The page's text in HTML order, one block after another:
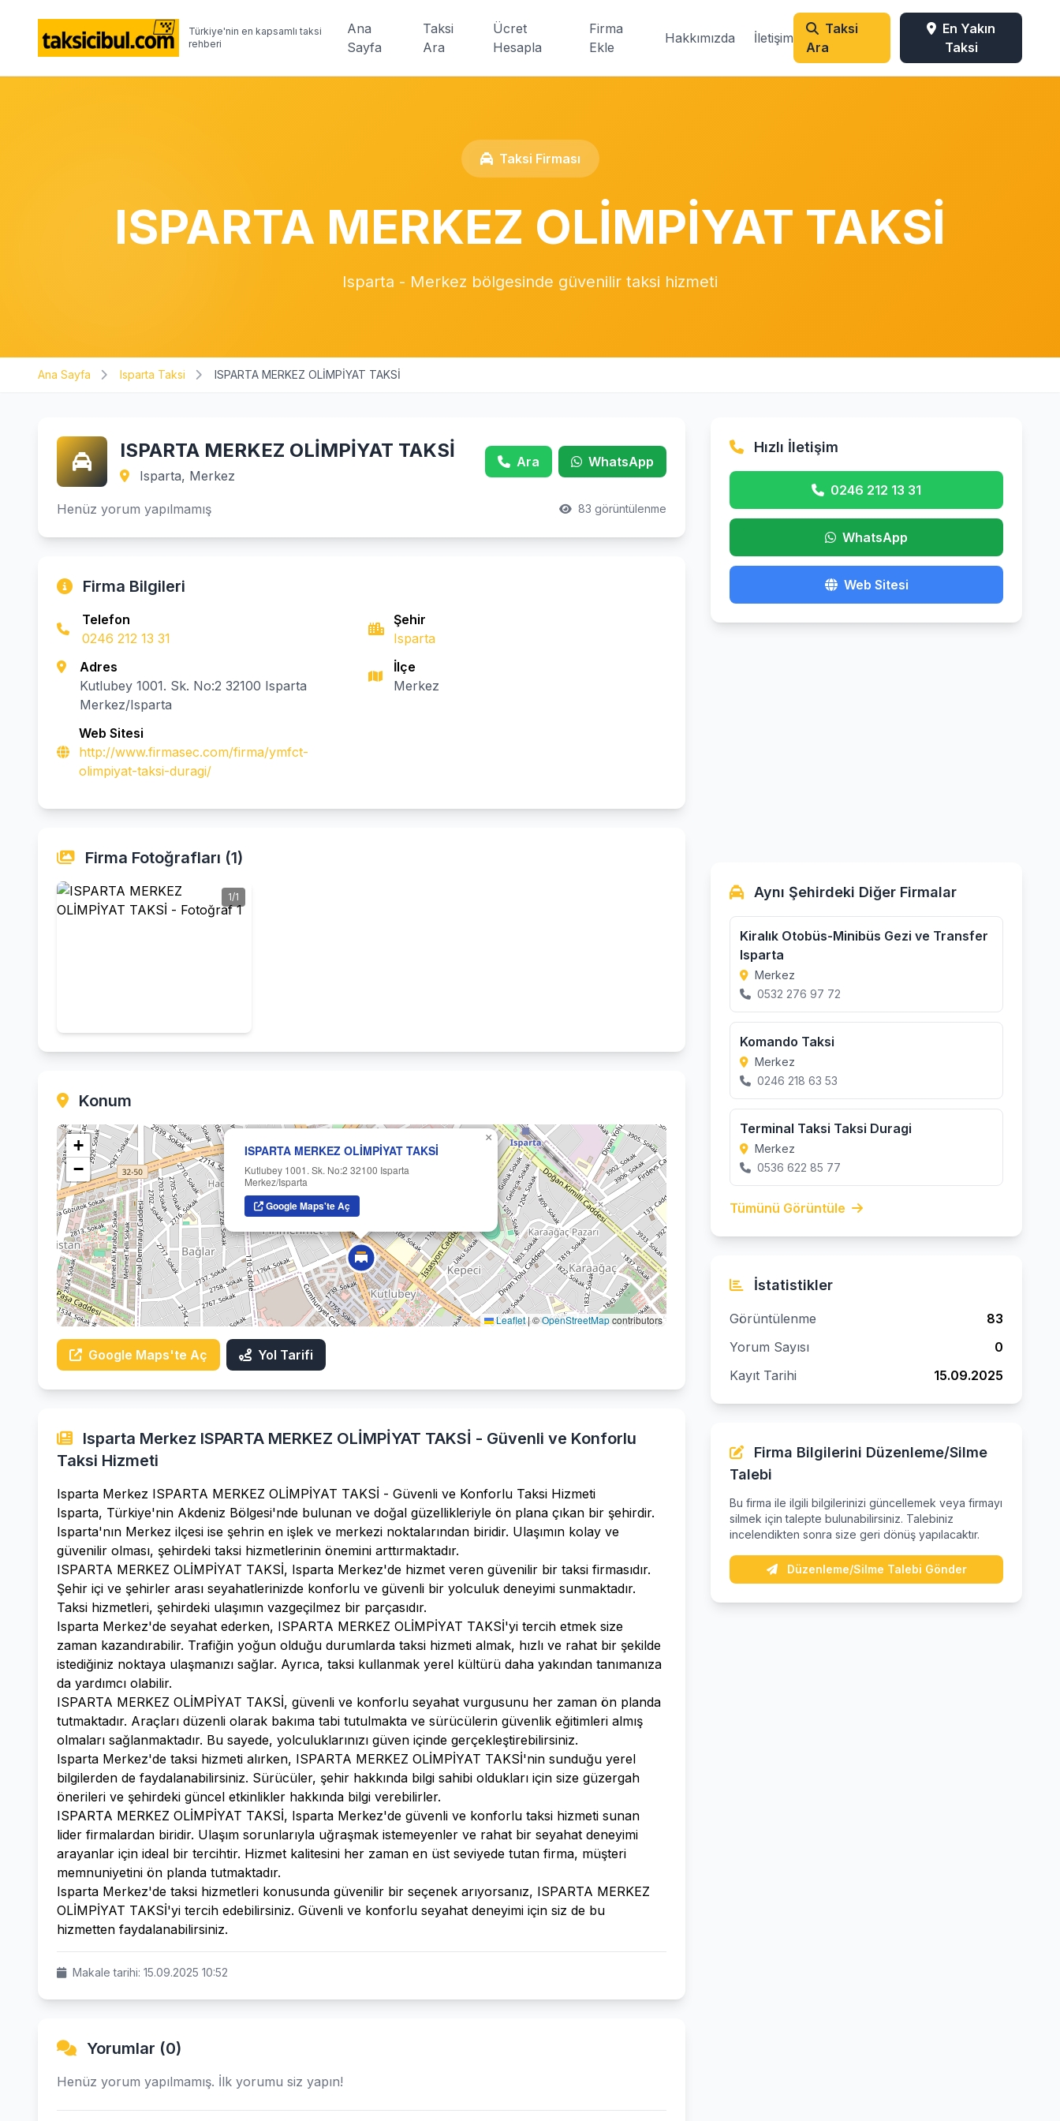
Türkiye'nin en kapsamlı taksi
rehberi
Ana
Sayfa
Taksi
Ara
Ücret
Hesapla
Firma
Ekle
Hakkımızda İletişim
Taksi
Ara
En Yakın
Taksi
Taksi Firması
ISPARTA MERKEZ OLİMPİYAT TAKSİ
Isparta - Merkez bölgesinde güvenilir taksi hizmeti
Ana Sayfa Isparta Taksi ISPARTA MERKEZ OLİMPİYAT TAKSİ
ISPARTA MERKEZ OLİMPİYAT TAKSİ
Isparta, Merkez
Ara WhatsApp
Henüz yorum yapılmamış 83 görüntülenme
Firma Bilgileri
Telefon
0246 212 13 31
Adres
Kutlubey 1001. Sk. No:2 32100 Isparta
Merkez/Isparta
Web Sitesi
http://www.firmasec.com/firma/ymfct-
olimpiyat-taksi-duragi/
Şehir
Isparta
İlçe
Merkez
Firma Fotoğrafları (1)
1/1
Konum
ISPARTA MERKEZ OLİMPİYAT TAKSİ
Kutlubey 1001. Sk. No:2 32100 Isparta
Merkez/Isparta
Google Maps'te Aç
×
+
−
Leaflet |©OpenStreetMapcontributors
Google Maps'te Aç Yol Tarifi
Isparta Merkez ISPARTA MERKEZ OLİMPİYAT TAKSİ - Güvenli ve Konforlu
Taksi Hizmeti
Isparta Merkez ISPARTA MERKEZ OLİMPİYAT TAKSİ - Güvenli ve Konforlu Taksi Hizmeti
Isparta, Türkiye'nin Akdeniz Bölgesi'nde bulunan ve doğal güzellikleriyle ön plana çıkan bir şehirdir.
Isparta'nın Merkez ilçesi ise şehrin en işlek ve merkezi noktalarından biridir. Ulaşımın kolay ve
güvenilir olması, şehirdeki taksi hizmetlerinin önemini arttırmaktadır.
ISPARTA MERKEZ OLİMPİYAT TAKSİ, Isparta Merkez'de hizmet veren güvenilir bir taksi firmasıdır.
Şehir içi ve şehirler arası seyahatlerinizde konforlu ve güvenli bir yolculuk deneyimi sunmaktadır.
Taksi hizmetleri, şehirdeki ulaşımın vazgeçilmez bir parçasıdır.
Isparta Merkez'de seyahat ederken, ISPARTA MERKEZ OLİMPİYAT TAKSİ'yi tercih etmek size
zaman kazandırabilir. Trafiğin yoğun olduğu durumlarda taksi hizmeti almak, hızlı ve rahat bir şekilde
istediğiniz noktaya ulaşmanızı sağlar. Ayrıca, taksi kullanmak yerel kültürü daha yakından tanımanıza
da yardımcı olabilir.
ISPARTA MERKEZ OLİMPİYAT TAKSİ, güvenli ve konforlu seyahat vurgusunu her zaman ön planda
tutmaktadır. Araçları düzenli olarak bakıma tabi tutulmakta ve sürücülerin güvenlik eğitimleri almış
olmaları sağlanmaktadır. Bu sayede, yolculuklarınızı güven içinde gerçekleştirebilirsiniz.
Isparta Merkez'de taksi hizmeti alırken, ISPARTA MERKEZ OLİMPİYAT TAKSİ'nin sunduğu yerel
bilgilerden de faydalanabilirsiniz. Sürücüler, şehir hakkında bilgi sahibi oldukları için size güzergah
önerileri ve şehirdeki güncel etkinlikler hakkında bilgi verebilirler.
ISPARTA MERKEZ OLİMPİYAT TAKSİ, Isparta Merkez'de güvenli ve konforlu taksi hizmeti sunan
lider firmalardan biridir. Ulaşım sorunlarıyla uğraşmak istemeyenler ve rahat bir seyahat deneyimi
arayanlar için ideal bir tercihtir. Hizmet kalitesini her zaman en üst seviyede tutan firma, müşteri
memnuniyetini ön planda tutmaktadır.
Isparta Merkez'de taksi hizmetleri konusunda güvenilir bir seçenek arıyorsanız, ISPARTA MERKEZ
OLİMPİYAT TAKSİ'yi tercih edebilirsiniz. Güvenli ve konforlu seyahat deneyimi için siz de bu
hizmetten faydalanabilirsiniz.
Makale tarihi: 15.09.2025 10:52
Yorumlar (0)
Henüz yorum yapılmamış. İlk yorumu siz yapın!
Hızlı İletişim
0246 212 13 31
WhatsApp
Web Sitesi
Aynı Şehirdeki Diğer Firmalar
Kiralık Otobüs-Minibüs Gezi ve Transfer
Isparta
Merkez
0532 276 97 72
Komando Taksi
Merkez
0246 218 63 53
Terminal Taksi Taksi Duragi
Merkez
0536 622 85 77
Tümünü Görüntüle
İstatistikler
Görüntülenme
83
Yorum Sayısı
0
Kayıt Tarihi
15.09.2025
Firma Bilgilerini Düzenleme/Silme
Talebi
Bu firma ile ilgili bilgilerinizi güncellemek veya firmayı
silmek için talepte bulunabilirsiniz. Talebiniz
incelendikten sonra size geri dönüş yapılacaktır.
Düzenleme/Silme Talebi Gönder